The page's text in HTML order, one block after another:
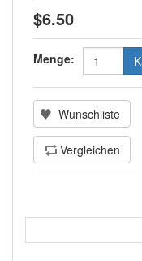
$6.50
Menge: